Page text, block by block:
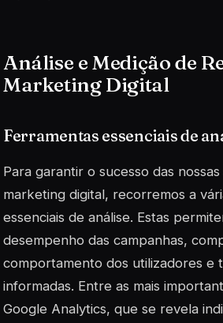
Análise e Medição de
Marketing Digital
Ferramentas essenciais de
Para garantir o sucesso das
marketing digital, recorremos a
essenciais de análise. Estas
desempenho das campanhas,
comportamento dos utilizadores e
informadas. Entre as mais
Google Analytics, que se revela